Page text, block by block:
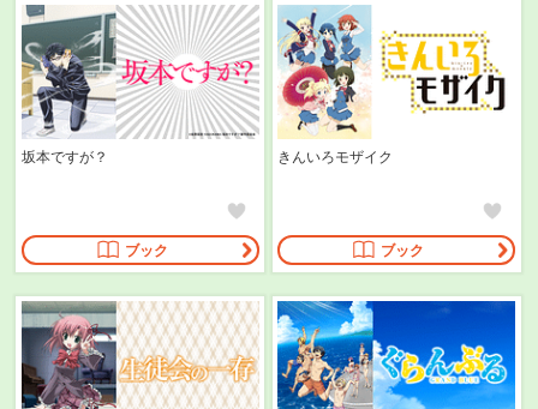
坂本ですが？
ブック
きんいろモザイク
ブック